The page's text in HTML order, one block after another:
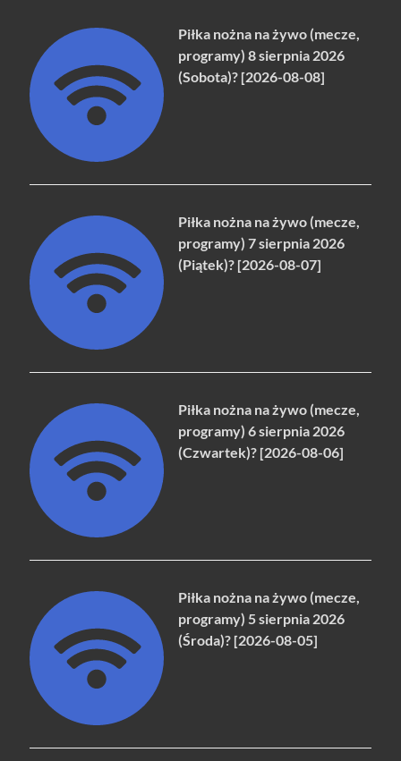
Piłka nożna na żywo (mecze,
programy) 8 sierpnia 2026
(Sobota)? [2026-08-08]
Piłka nożna na żywo (mecze,
programy) 7 sierpnia 2026
(Piątek)? [2026-08-07]
Piłka nożna na żywo (mecze,
programy) 6 sierpnia 2026
(Czwartek)? [2026-08-06]
Piłka nożna na żywo (mecze,
programy) 5 sierpnia 2026
(Środa)? [2026-08-05]